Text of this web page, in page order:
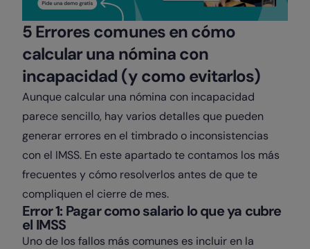
5 Errores comunes en cómo
calcular una nómina con
incapacidad (y como evitarlos)
Aunque calcular una nómina con incapacidad
parece sencillo, hay varios detalles que pueden
generar errores en el timbrado o inconsistencias
con el IMSS. En este apartado te contamos los más
frecuentes y cómo resolverlos antes de que te
compliquen el cierre de mes.
Error 1: Pagar como salario lo que ya cubre
el IMSS
Uno de los fallos más comunes es incluir en la